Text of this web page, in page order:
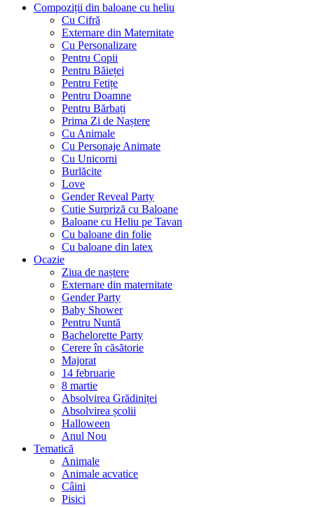
Compoziții din baloane cu heliu
Cu Cifră
Externare din Maternitate
Cu Personalizare
Pentru Copii
Pentru Băieței
Pentru Fetițe
Pentru Doamne
Pentru Bărbați
Prima Zi de Naștere
Cu Animale
Cu Personaje Animate
Cu Unicorni
Burlăcite
Love
Gender Reveal Party
Cutie Surpriză cu Baloane
Baloane cu Heliu pe Tavan
Cu baloane din folie
Cu baloane din latex
Ocazie
Ziua de naștere
Externare din maternitate
Gender Party
Baby Shower
Pentru Nuntă
Bachelorette Party
Cerere în căsătorie
Majorat
14 februarie
8 martie
Absolvirea Grădiniței
Absolvirea școlii
Halloween
Anul Nou
Tematică
Animale
Animale acvatice
Câini
Pisici